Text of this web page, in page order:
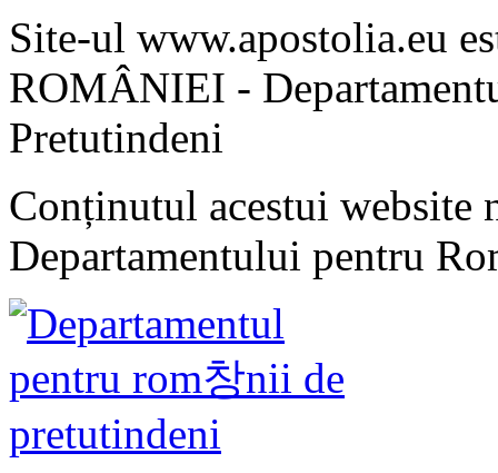
Site-ul www.apostolia.eu
ROMÂNIEI -
Pretutindeni
Conținutul acestui website
Departamentului pentru